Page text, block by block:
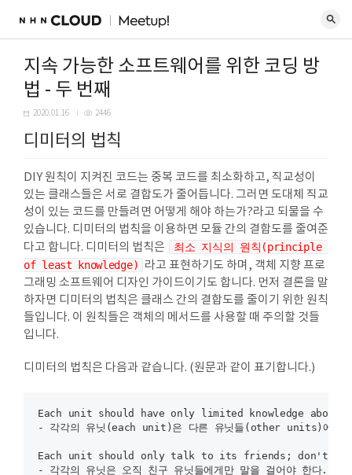
지속 가능한 소프트웨어를 위한 코딩 방
법 - 두 번째
2020.01.16 2446
디미터의 법칙
DIY 원칙이 지켜진 코드는 중복 코드를 최소화하고, 직교성이
있는 클래스들은 서로 결합도가 줄어듭니다. 그러면 도대체 직교
성이 있는 코드를 만들려면 어떻게 해야 하는가?라고 되물을 수
있습니다. 디미터의 법칙을 이용하면 모듈 간의 결합도를 줄여준
다고 합니다. 디미터의 법칙은
최소 지식의 원칙(principle
of least knowledge)
라고 표현하기도 하며, 객체 지향 프로
그래밍 소프트웨어 디자인 가이드이기도 합니다. 먼저 결론을 말
하자면 디미터의 법칙은 클래스 간의 결합도를 줄이기 위한 원칙
들입니다. 이 원칙들은 객체의 메서드를 사용할 때 주의할 것들
입니다.
디미터의 법칙은 다음과 같습니다. (원문과 같이 표기합니다.)
Each unit should have only limited knowledge
- 각각의 유닛(each unit)은 다른 유닛들(other units)에 대
Each unit should only talk to its friends; don't
- 각각의 유닛은 오직 친구 유닛들에게만 말을 걸어야 한다. :